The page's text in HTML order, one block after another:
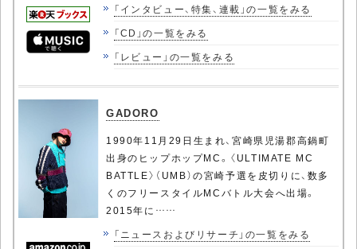
「インタビュー、特集、連載」の一覧をみる
「CD」の一覧をみる
「レビュー」の一覧をみる
GADORO
1990年11月29日生まれ、宮崎県児湯郡高鍋町
出身のヒップホップMC。〈ULTIMATE MC
BATTLE〉（UMB）の宮崎予選を皮切りに、数多
くのフリースタイルMCバトル大会へ出場。
2015年に……
「ニュースおよびリサーチ」の一覧をみる